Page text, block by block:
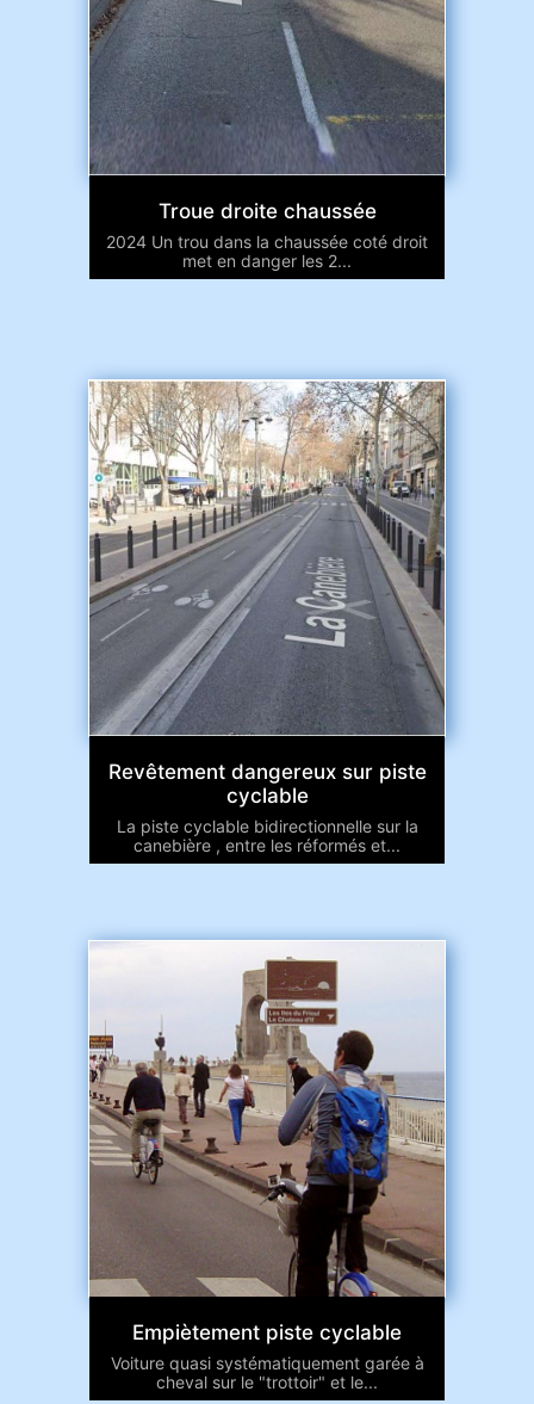
Troue droite chaussée
2024 Un trou dans la chaussée coté droit
met en danger les 2...
Revêtement dangereux sur piste
cyclable
La piste cyclable bidirectionnelle sur la
canebière , entre les réformés et...
Empiètement piste cyclable
Voiture quasi systématiquement garée à
cheval sur le "trottoir" et le...